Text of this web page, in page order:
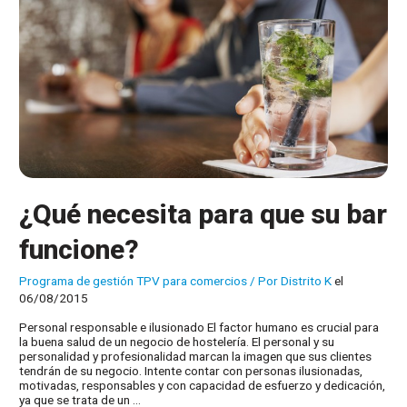
¿Qué necesita para que su bar
funcione?
Programa de gestión TPV para comercios/ PorDistrito Kel
06/08/2015
Personal responsable e ilusionado El factor humano es crucial para
la buena salud de un negocio de hostelería. El personal y su
personalidad y profesionalidad marcan la imagen que sus clientes
tendrán de su negocio. Intente contar con personas ilusionadas,
motivadas, responsables y con capacidad de esfuerzo y dedicación,
ya que se trata de un …